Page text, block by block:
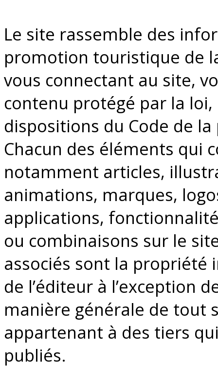
Le site rassemble des
promotion touristique de
vous connectant au site,
contenu protégé par la
dispositions du Code de
Chacun des éléments qui
notamment articles,
animations, marques,
applications,
ou combinaisons sur le
associés sont la propriété
de l’éditeur à l’exception
manière générale de tout
appartenant à des tiers
publiés.